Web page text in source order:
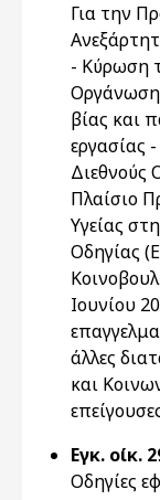
Για την
- Κύρωση
βίας και
εργασίας
Διεθνούς
Πλαίσιο
Υγείας
Οδηγίας
Ιουνίου
άλλες
και
Εγκ. οίκ.
Οδηγίες